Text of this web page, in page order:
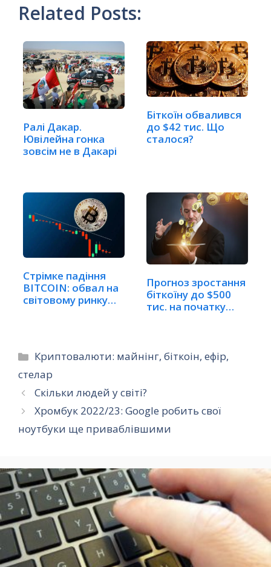
Related Posts:
Ралі Дакар.
Ювілейна гонка
зовсім не в Дакарі
Біткоїн обвалився
до $42 тис. Що
сталося?
Стрімке падіння
BITCOIN: обвал на
світовому ринку…
Прогноз зростання
біткоїну до $500
тис. на початку
Категорії
Криптовалюти: майнінг, біткоін, ефір,
стелар
Cкільки людей у світі?
Хромбук 2022/23: Google робить свої
ноутбуки ще приваблівшими